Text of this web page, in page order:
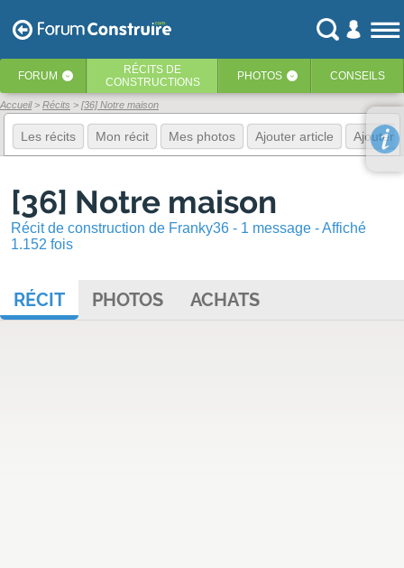
FORUM ‹ RÉCITS DE
CONSTRUCTIONS
PHOTOS ‹ CONSEILS
Accueil Récits [36] Notre maison
Les récits Mon récit Mes photos Ajouter article Ajouter
[36] Notre maison
Récit de construction de Franky36 - 1 message - Affiché
1.152 fois
RÉCIT PHOTOS ACHATS